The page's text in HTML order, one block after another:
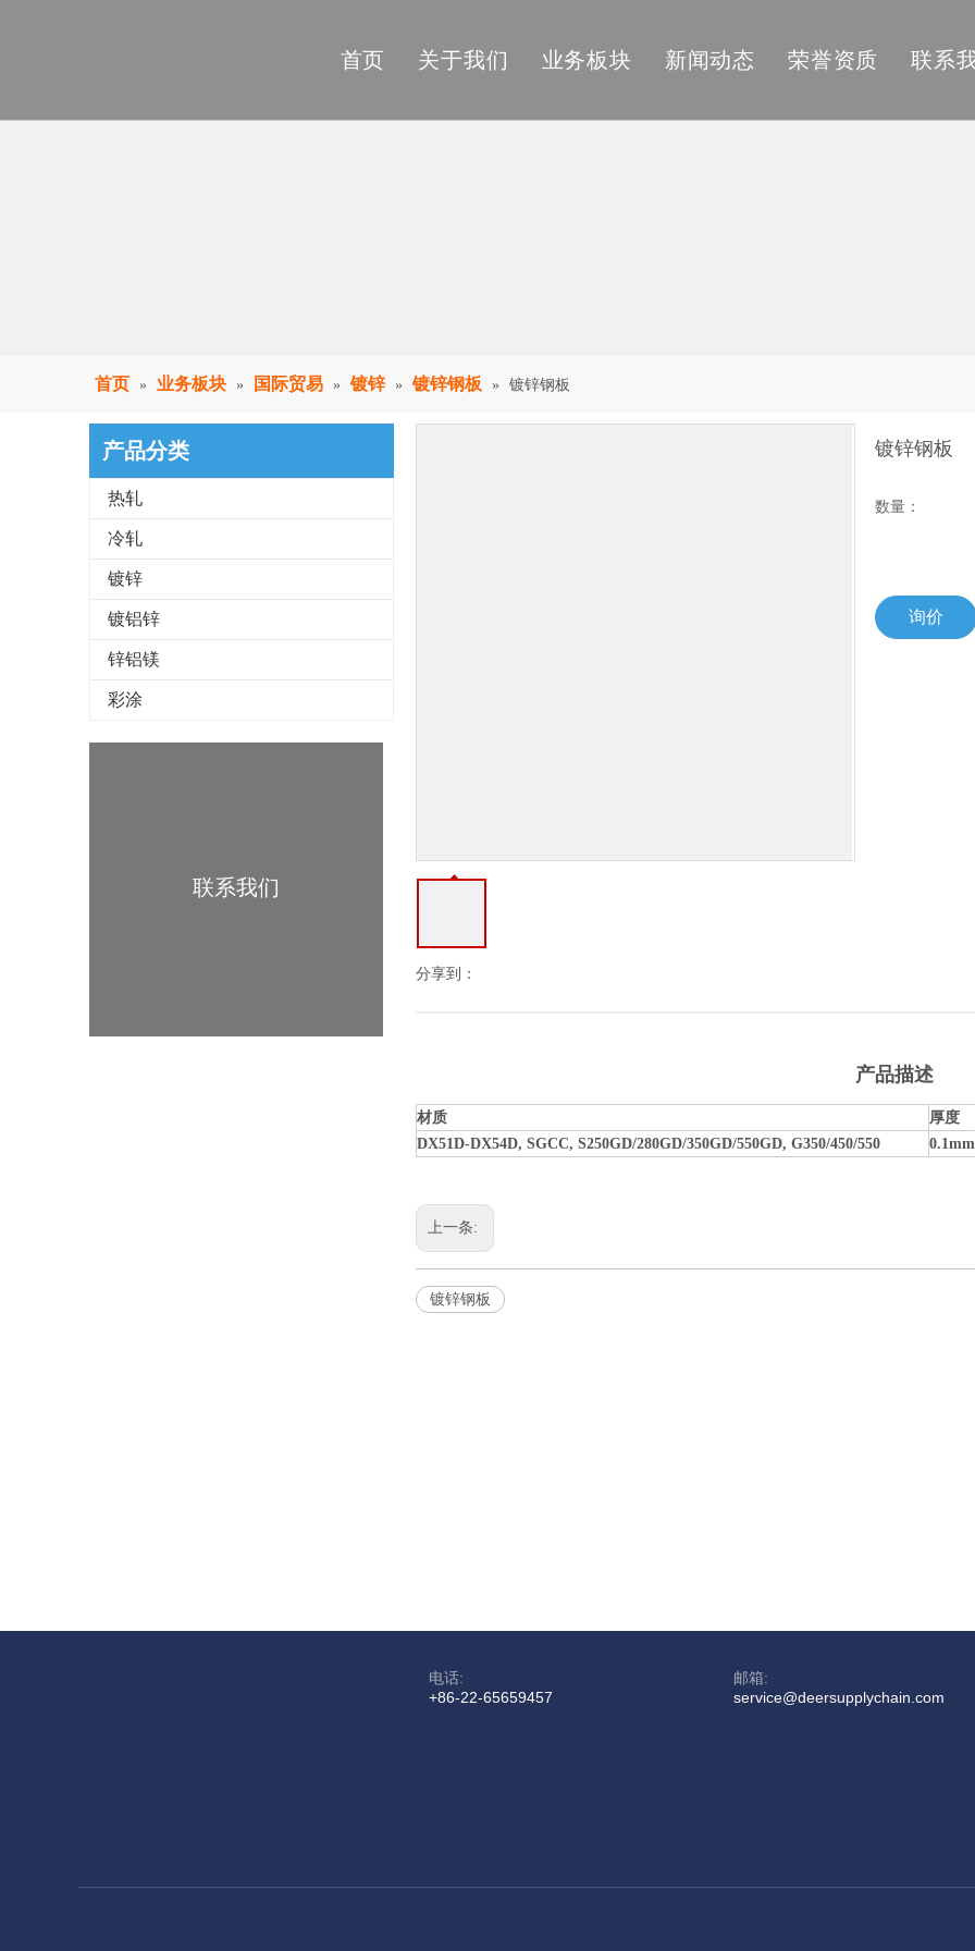
首页 关于我们 业务板块
加工中心
新闻动态 荣誉资质 联系
首页 » 业务板块 » 国际贸易 » 镀锌 » 镀锌钢板 » 镀锌钢板
产品分类
热轧
冷轧
镀锌
镀铝锌
锌铝镁
彩涂
联系我们
分享到：
镀锌钢板
数量：
询价
产品描述
材质 厚度
DX51D-DX54D, SGCC, S250GD/280GD/350GD/550GD, G350/450/550 0
上一条:
镀锌钢板
电话:
+86-22-65659457
邮箱:
service@deersupplychain.com